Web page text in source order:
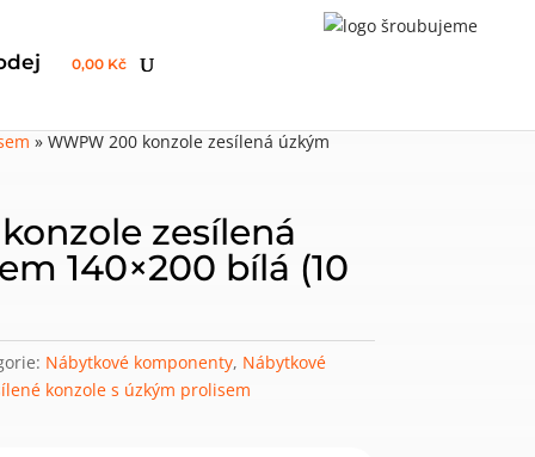
0,00 Kč
»WWPW 200 konzole zesílená úzkým
zesílená
140×200 bílá (10
Nábytkové komponenty, Nábytkové
konzole s úzkým prolisem